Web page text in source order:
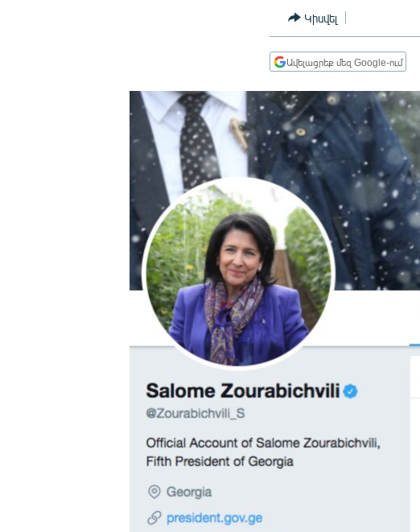
ՄԵԿՆԱԲԱՆՈՒԹՅՈՒՆ
ՁԳՏԵԼՈՎ ԼԱՎԱԳՈՒՅՆԻՆ
Կիսվել
Ավելացրեք մեզ Google-ում